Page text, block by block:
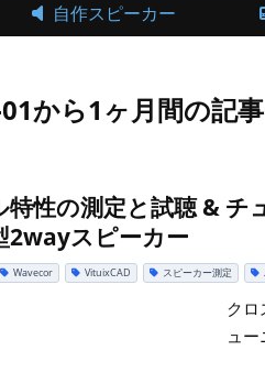
自作スピーカー
から1ヶ月間の記
特性の測定と試聴 &
2wayスピーカー
Wavecor VituixCAD スピーカー測定
ク
ュ